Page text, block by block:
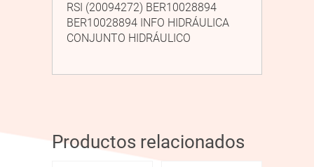
RSI (20094272) BER10028894
BER10028894 INFO HIDRÁULICA
CONJUNTO HIDRÁULICO
Productos relacionados